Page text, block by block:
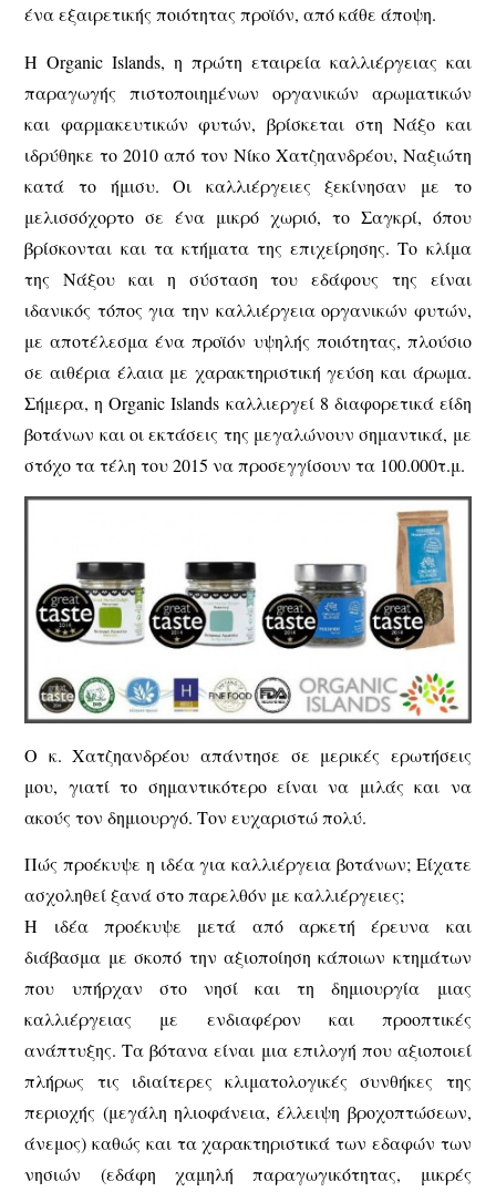
ένα εξαιρετικής ποιότητας προϊόν, από κάθε άποψη.
Η Organic Islands, η πρώτη εταιρεία καλλιέργειας και
παραγωγής πιστοποιημένων οργανικών αρωματικών
και φαρμακευτικών φυτών, βρίσκεται στη Νάξο και
ιδρύθηκε το 2010 από τον Νίκο Χατζηανδρέου, Ναξιώτη
κατά το ήμισυ. Οι καλλιέργειες ξεκίνησαν με το
μελισσόχορτο σε ένα μικρό χωριό, το Σαγκρί, όπου
βρίσκονται και τα κτήματα της επιχείρησης. Το κλίμα
της Νάξου και η σύσταση του εδάφους της είναι
ιδανικός τόπος για την καλλιέργεια οργανικών φυτών,
με αποτέλεσμα ένα προϊόν υψηλής ποιότητας, πλούσιο
σε αιθέρια έλαια με χαρακτηριστική γεύση και άρωμα.
Σήμερα, η Organic Islands καλλιεργεί 8 διαφορετικά είδη
βοτάνων και οι εκτάσεις της μεγαλώνουν σημαντικά, με
στόχο τα τέλη του 2015 να προσεγγίσουν τα 100.000τ.μ.
Ο κ. Χατζηανδρέου απάντησε σε μερικές ερωτήσεις
μου, γιατί το σημαντικότερο είναι να μιλάς και να
ακούς τον δημιουργό. Τον ευχαριστώ πολύ.
Πώς προέκυψε η ιδέα για καλλιέργεια βοτάνων; Είχατε
ασχοληθεί ξανά στο παρελθόν με καλλιέργειες;
Η ιδέα προέκυψε μετά από αρκετή έρευνα και
διάβασμα με σκοπό την αξιοποίηση κάποιων κτημάτων
που υπήρχαν στο νησί και τη δημιουργία μιας
καλλιέργειας με ενδιαφέρον και προοπτικές
ανάπτυξης. Τα βότανα είναι μια επιλογή που αξιοποιεί
πλήρως τις ιδιαίτερες κλιματολογικές συνθήκες της
περιοχής (μεγάλη ηλιοφάνεια, έλλειψη βροχοπτώσεων,
άνεμος) καθώς και τα χαρακτηριστικά των εδαφών των
νησιών (εδάφη χαμηλή παραγωγικότητας, μικρές